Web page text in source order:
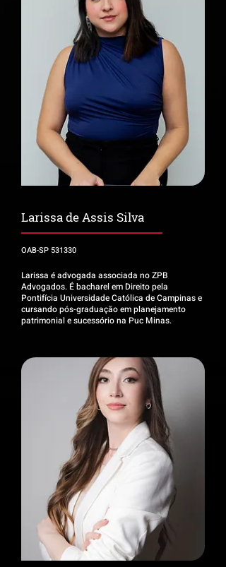
Larissa de Assis Silva
OAB-SP 531330
Larissa é advogada associada no ZPB
Advogados. É bacharel em Direito pela
Pontifícia Universidade Católica de Campinas e
cursando pós-graduação em planejamento
patrimonial e sucessório na Puc Minas.